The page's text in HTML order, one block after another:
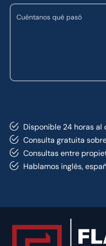
Disponible 24 horas al
Consulta gratuita
Consultas entre
Hablamos inglés,